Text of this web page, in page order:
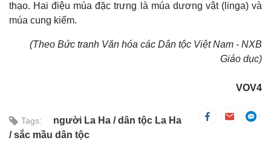
thạo. Hai điệu múa đặc trưng là múa dương vật (linga) và
múa cung kiếm.
(Theo Bức tranh Văn hóa các Dân tộc Việt Nam - NXB
Giáo dục)
VOV4
Tags: người La Ha
dân tộc La Ha
sắc mầu dân tộc